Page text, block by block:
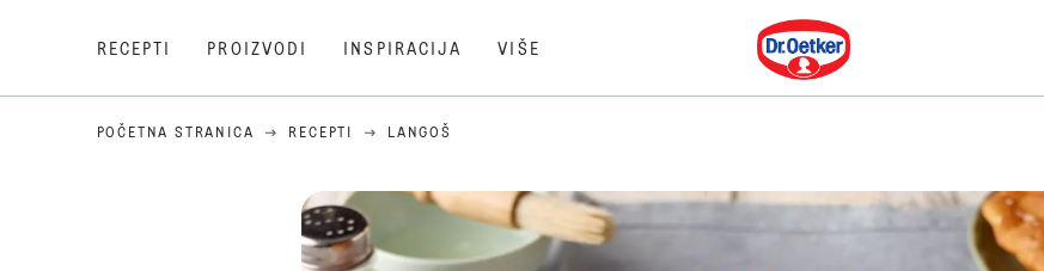
RECEPTI PROIZVODI INSPIRACIJA VIŠE
Dr. Oetker
POČETNA STRANICA RECEPTI LANGOŠ